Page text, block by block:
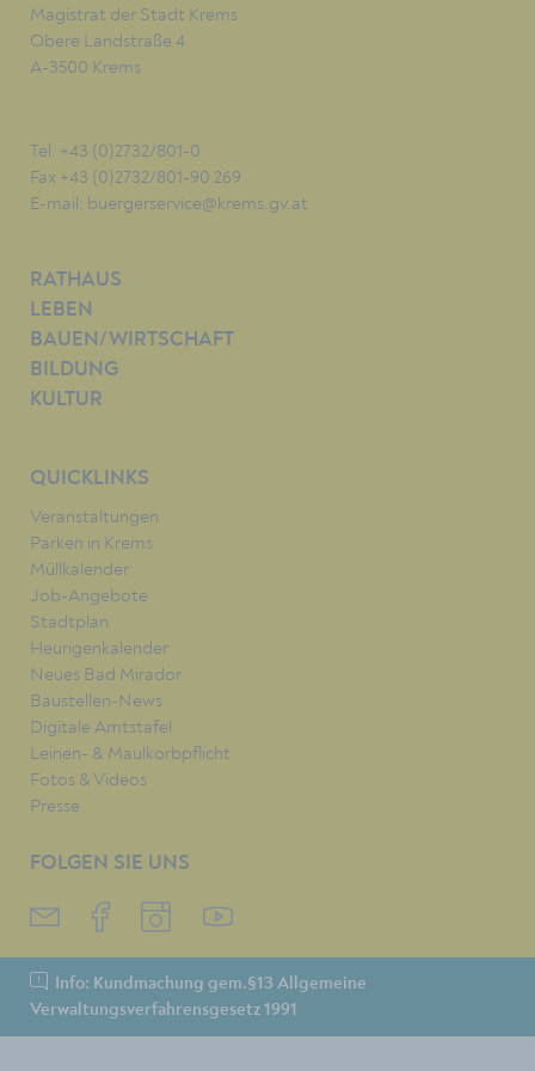
Magistrat der Stadt Krems
Obere Landstraße 4
A-3500 Krems
Tel. +43 (0)2732/801-0
Fax +43 (0)2732/801-90 269
E-mail: buergerservice@krems.gv.at
RATHAUS
LEBEN
BAUEN/WIRTSCHAFT
BILDUNG
KULTUR
QUICKLINKS
Veranstaltungen
Parken in Krems
Müllkalender
Job-Angebote
Stadtplan
Heurigenkalender
Neues Bad Mirador
Baustellen-News
Digitale Amtstafel
Leinen- & Maulkorbpflicht
Fotos & Videos
Presse
FOLGEN SIE UNS
Info: Kundmachung gem.§13 Allgemeine
Verwaltungsverfahrensgesetz 1991